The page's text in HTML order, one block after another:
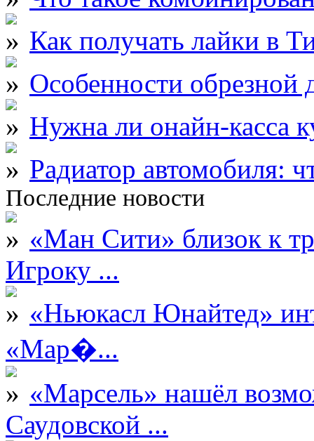
Как получать лайки в
Особенности обрезной
Нужна ли онайн-касса
Радиатор автомобиля:
Последние новости
«Ман Сити» близок к
Игроку ...
«Ньюкасл Юнайтед»
«Мар�...
«Марсель» нашёл
Саудовской ...